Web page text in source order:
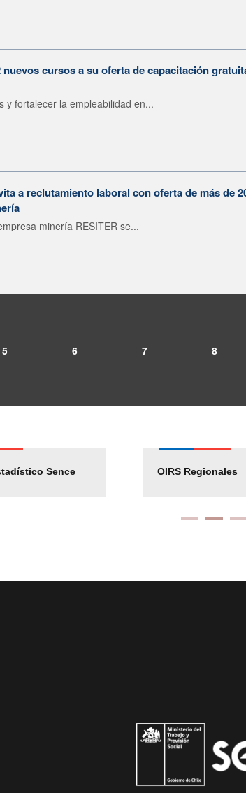
nuevos cursos a su oferta de capacitación
y fortalecer la empleabilidad en...
a reclutamiento laboral con oferta de más de
minería RESITER se...
5 6 7 8
Sence
Solicitud Audiencias
OIRS Regionales